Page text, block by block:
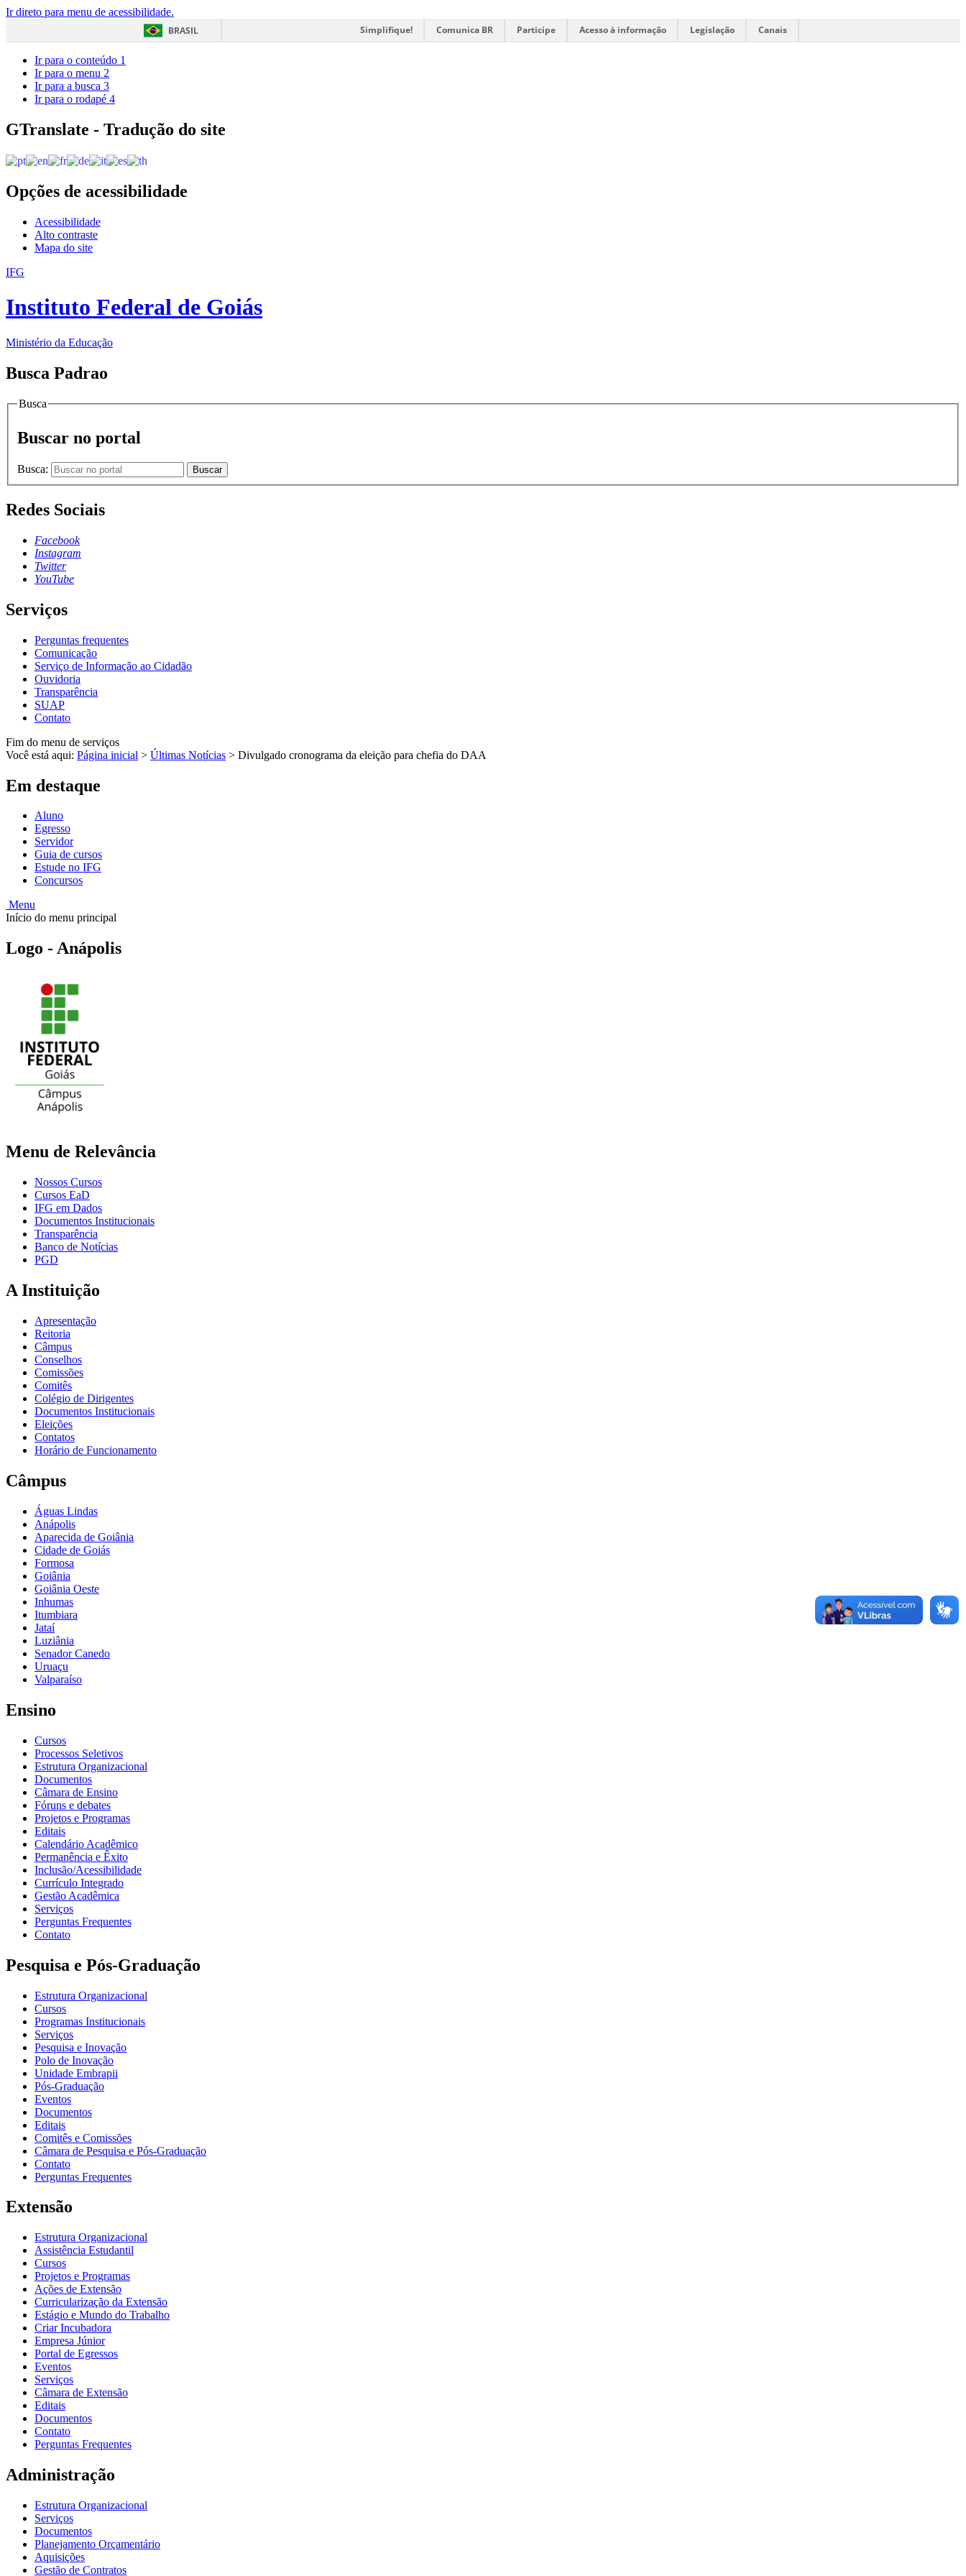
Ir direto para menu de acessibilidade.
BRASIL
Simplifique! Comunica BR Participe Acesso à informação Legislação Canais
Ir para o conteúdo 1
Ir para o menu 2
Ir para a busca 3
Ir para o rodapé 4
GTranslate - Tradução do site
Opções de acessibilidade
Acessibilidade
Alto contraste
Mapa do site
IFG
Instituto Federal de Goiás
Ministério da Educação
Busca Padrao
Busca
Buscar no portal
Busca: Buscar
Redes Sociais
Facebook
Instagram
Twitter
YouTube
Serviços
Perguntas frequentes
Comunicação
Serviço de Informação ao Cidadão
Ouvidoria
Transparência
SUAP
Contato
Fim do menu de serviços
Você está aqui: Página inicial > Últimas Notícias > Divulgado cronograma da eleição para chefia do DAA
Em destaque
Aluno
Egresso
Servidor
Guia de cursos
Estude no IFG
Concursos
Menu
Início do menu principal
Logo - Anápolis
Menu de Relevância
Nossos Cursos
Cursos EaD
IFG em Dados
Documentos Institucionais
Transparência
Banco de Notícias
PGD
A Instituição
Apresentação
Reitoria
Câmpus
Conselhos
Comissões
Comitês
Colégio de Dirigentes
Documentos Institucionais
Eleições
Contatos
Horário de Funcionamento
Câmpus
Águas Lindas
Anápolis
Aparecida de Goiânia
Cidade de Goiás
Formosa
Goiânia
Goiânia Oeste
Inhumas
Itumbiara
Jataí
Luziânia
Senador Canedo
Uruaçu
Valparaíso
Ensino
Cursos
Processos Seletivos
Estrutura Organizacional
Documentos
Câmara de Ensino
Fóruns e debates
Projetos e Programas
Editais
Calendário Acadêmico
Permanência e Êxito
Inclusão/Acessibilidade
Currículo Integrado
Gestão Acadêmica
Serviços
Perguntas Frequentes
Contato
Pesquisa e Pós-Graduação
Estrutura Organizacional
Cursos
Programas Institucionais
Serviços
Pesquisa e Inovação
Polo de Inovação
Unidade Embrapii
Pós-Graduação
Eventos
Documentos
Editais
Comitês e Comissões
Câmara de Pesquisa e Pós-Graduação
Contato
Perguntas Frequentes
Extensão
Estrutura Organizacional
Assistência Estudantil
Cursos
Projetos e Programas
Ações de Extensão
Curricularização da Extensão
Estágio e Mundo do Trabalho
Criar Incubadora
Empresa Júnior
Portal de Egressos
Eventos
Serviços
Câmara de Extensão
Editais
Documentos
Contato
Perguntas Frequentes
Administração
Estrutura Organizacional
Serviços
Documentos
Planejamento Orçamentário
Aquisições
Gestão de Contratos